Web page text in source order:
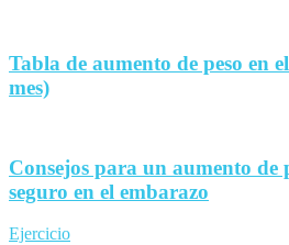
Tabla de aumento de peso en
mes)
Consejos para un aumento de
seguro en el embarazo
Ejercicio